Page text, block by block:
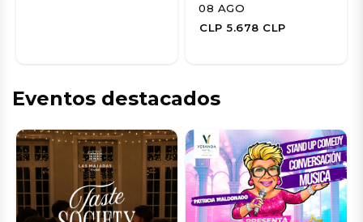
08 AGO
CLP 5.678 CLP
Eventos destacados